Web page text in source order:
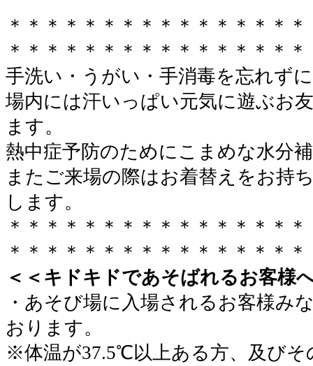
＊＊＊＊＊＊＊＊＊＊＊＊＊＊＊
＊＊＊＊＊＊＊＊＊＊＊＊＊＊＊＊
手洗い・うがい・手消毒を忘れず
場内には汗いっぱい元気に遊ぶお
ます。
熱中症予防のためにこまめな水分
またご来場の際はお着替えをお持
します。
＊＊＊＊＊＊＊＊＊＊＊＊＊＊＊
＊＊＊＊＊＊＊＊＊＊＊＊＊＊＊＊
＜＜キドキドであそばれるお客様
・あそび場に入場されるお客様み
おります。
※体温が37.5℃以上ある方、及びそ